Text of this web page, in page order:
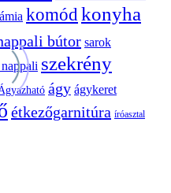
komódkonyha
bútor sarok
szekrény
ágy ágykeret
étkezőgarnitúra íróasztal